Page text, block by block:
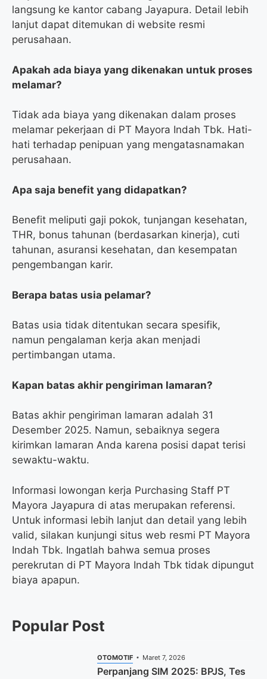
langsung ke kantor cabang Jayapura. Detail lebih
lanjut dapat ditemukan di website resmi
perusahaan.
Apakah ada biaya yang dikenakan untuk proses
melamar?
Tidak ada biaya yang dikenakan dalam proses
melamar pekerjaan di PT Mayora Indah Tbk. Hati-
hati terhadap penipuan yang mengatasnamakan
perusahaan.
Apa saja benefit yang didapatkan?
Benefit meliputi gaji pokok, tunjangan kesehatan,
THR, bonus tahunan (berdasarkan kinerja), cuti
tahunan, asuransi kesehatan, dan kesempatan
pengembangan karir.
Berapa batas usia pelamar?
Batas usia tidak ditentukan secara spesifik,
namun pengalaman kerja akan menjadi
pertimbangan utama.
Kapan batas akhir pengiriman lamaran?
Batas akhir pengiriman lamaran adalah 31
Desember 2025. Namun, sebaiknya segera
kirimkan lamaran Anda karena posisi dapat terisi
sewaktu-waktu.
Informasi lowongan kerja Purchasing Staff PT
Mayora Jayapura di atas merupakan referensi.
Untuk informasi lebih lanjut dan detail yang lebih
valid, silakan kunjungi situs web resmi PT Mayora
Indah Tbk. Ingatlah bahwa semua proses
perekrutan di PT Mayora Indah Tbk tidak dipungut
biaya apapun.
Popular Post
OTOMOTIF Maret 7, 2026
Perpanjang SIM 2025: BPJS, Tes